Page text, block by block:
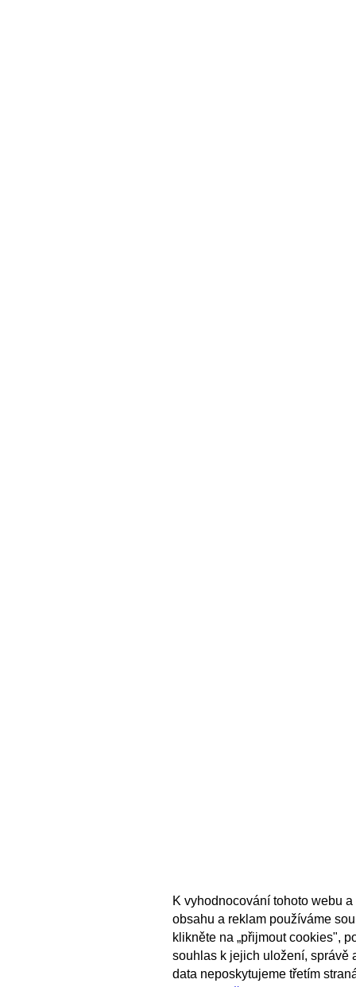
K vyhodnocování tohoto webu
obsahu a reklam používáme
klikněte na „přijmout cookies",
souhlas k jejich uložení, správě
data neposkytujeme třetím